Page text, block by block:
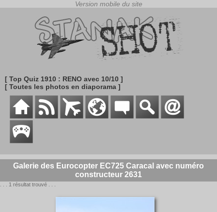
[ Top Quiz 1910 : RENO avec 10/10 ]
[ Toutes les photos en diaporama ]
Galerie des Eurocopter EC725 Caracal avec numéro
constructeur 2631
. . . 1 résultat trouvé . . .